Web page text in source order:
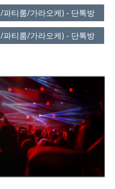
티룸/가라오케) - 단톡방
티룸/가라오케) - 단톡방